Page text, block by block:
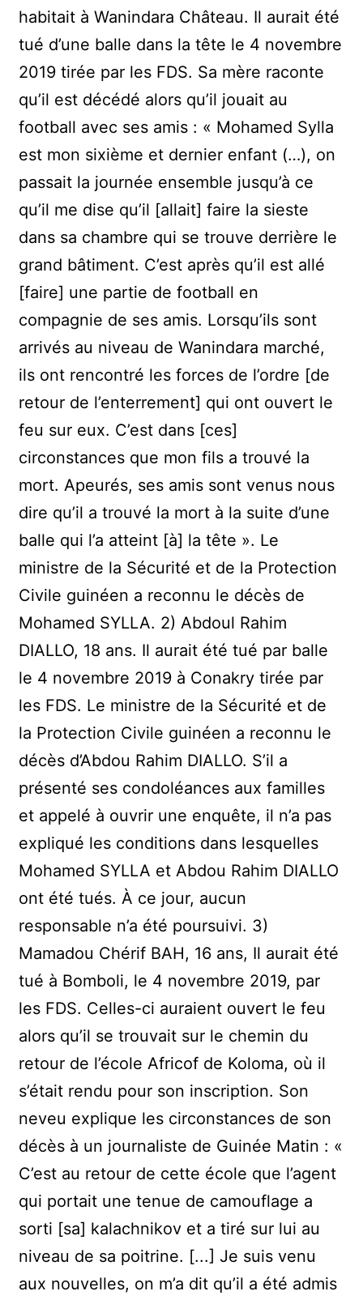
habitait à Wanindara Château. Il aurait été
tué d’une balle dans la tête le 4 novembre
2019 tirée par les FDS. Sa mère raconte
qu’il est décédé alors qu’il jouait au
football avec ses amis : « Mohamed Sylla
est mon sixième et dernier enfant (…), on
passait la journée ensemble jusqu’à ce
qu’il me dise qu’il [allait] faire la sieste
dans sa chambre qui se trouve derrière le
grand bâtiment. C’est après qu’il est allé
[faire] une partie de football en
compagnie de ses amis. Lorsqu’ils sont
arrivés au niveau de Wanindara marché,
ils ont rencontré les forces de l’ordre [de
retour de l’enterrement] qui ont ouvert le
feu sur eux. C’est dans [ces]
circonstances que mon fils a trouvé la
mort. Apeurés, ses amis sont venus nous
dire qu’il a trouvé la mort à la suite d’une
balle qui l’a atteint [à] la tête ». Le
ministre de la Sécurité et de la Protection
Civile guinéen a reconnu le décès de
Mohamed SYLLA. 2) Abdoul Rahim
DIALLO, 18 ans. Il aurait été tué par balle
le 4 novembre 2019 à Conakry tirée par
les FDS. Le ministre de la Sécurité et de
la Protection Civile guinéen a reconnu le
décès d’Abdou Rahim DIALLO. S’il a
présenté ses condoléances aux familles
et appelé à ouvrir une enquête, il n’a pas
expliqué les conditions dans lesquelles
Mohamed SYLLA et Abdou Rahim DIALLO
ont été tués. À ce jour, aucun
responsable n’a été poursuivi. 3)
Mamadou Chérif BAH, 16 ans, Il aurait été
tué à Bomboli, le 4 novembre 2019, par
les FDS. Celles-ci auraient ouvert le feu
alors qu’il se trouvait sur le chemin du
retour de l’école Africof de Koloma, où il
s’était rendu pour son inscription. Son
neveu explique les circonstances de son
décès à un journaliste de Guinée Matin : «
C’est au retour de cette école que l’agent
qui portait une tenue de camouflage a
sorti [sa] kalachnikov et a tiré sur lui au
niveau de sa poitrine. [...] Je suis venu
aux nouvelles, on m’a dit qu’il a été admis